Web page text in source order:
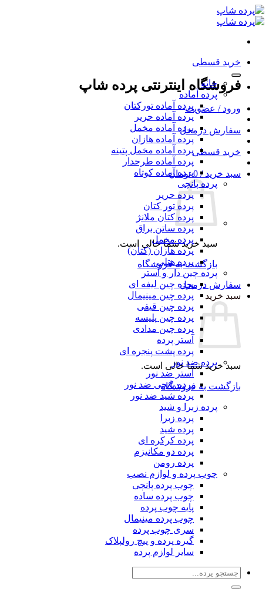
Skip
to
content
خرید قسطی
فروشگاه اینترنتی پرده شاپ
ورود / عضویت
سفارش درمحل
خرید قسطی
سبد خرید / 0 تومان
سبد خرید شما خالی است.
بازگشت به فروشگاه
سفارش درمحل
سبد خرید
سبد خرید شما خالی است.
بازگشت به فروشگاه
خانه
پرده آماده
پرده آماده تورکتان
پرده آماده حریر
پرده آماده مخمل
پرده آماده هازان
پرده آماده مخمل پتینه
پرده آماده طرحدار
پرده آماده کوتاه
پرده پانچی
پرده حریر
پرده تور کتان
پرده کتان ملانژ
پرده ساتن براق
پرده مخمل
پرده هازان (کتان)
پرده هتلی
پرده چین دار و آستر
پرده چین لیفه ای
پرده چین مینیمال
پرده چین قیفی
پرده چین پلیسه
پرده چین مدادی
آستر پرده
پرده پشت پنجره ای
پرده ضد نور
آستر ضد نور
پرده پانچی ضد نور
پرده شید ضد نور
پرده زبرا و شید
پرده زبرا
پرده شید
پرده کرکره ای
پرده دو مکانیزم
پرده رومن
چوب پرده و لوازم نصب
چوب پرده پانچی
چوب پرده ساده
پایه چوب پرده
چوب پرده مینیمال
سری چوب پرده
گیره پرده و پیچ رولپلاک
سایر لوازم پرده
جستجو